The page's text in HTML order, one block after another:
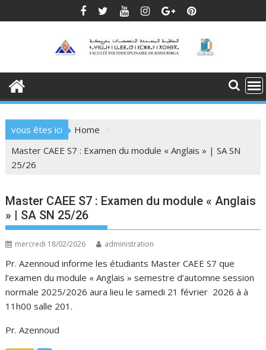
to
vous êtes ici
Home
Master CAEE S7 : Examen du module « Anglais » | SA SN
25/26
Master CAEE S7 : Examen du module « Anglais
» | SA SN 25/26
mercredi 18/02/2026 administration
Pr. Azennoud informe les étudiants Master CAEE S7 que
l’examen du module « Anglais » semestre d’automne session
normale 2025/2026 aura lieu le samedi 21 février 2026 à à
11h00 salle 201.
Pr. Azennoud